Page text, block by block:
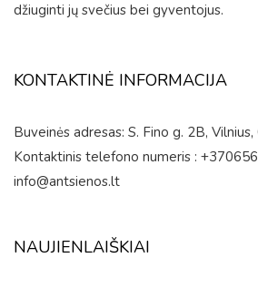
džiuginti jų svečius bei gyventojus.
KONTAKTINĖ INFORMACIJA
Buveinės adresas: S. Fino g. 2B,
Kontaktinis telefono numeris :
info@antsienos.lt
NAUJIENLAIŠKIAI